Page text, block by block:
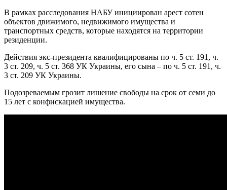
В рамках расследования НАБУ инициирован арест сотен
объектов движимого, недвижимого имущества и
транспортных средств, которые находятся на территории
резиденции.
Действия экс-президента квалифицированы по ч. 5 ст. 191, ч.
3 ст. 209, ч. 5 ст. 368 УК Украины, его сына – по ч. 5 ст. 191, ч.
3 ст. 209 УК Украины.
Подозреваемым грозит лишение свободы на срок от семи до
15 лет с конфискацией имущества.